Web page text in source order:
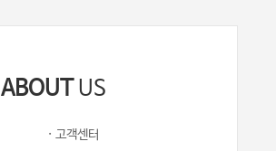
ABOUT US
· 고객센터